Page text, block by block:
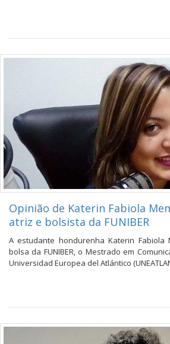
Opinião de Katerin Fabiola
atriz e bolsista da FUNIBER
A estudante hondurenha Katerin Fabiola
bolsa da FUNIBER, o Mestrado em
Universidad Europea del Atlántico